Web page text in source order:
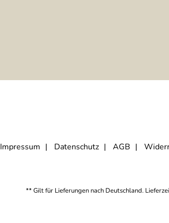
Impressum Datenschutz AGB
** Gilt für Lieferungen nach Deutschland.